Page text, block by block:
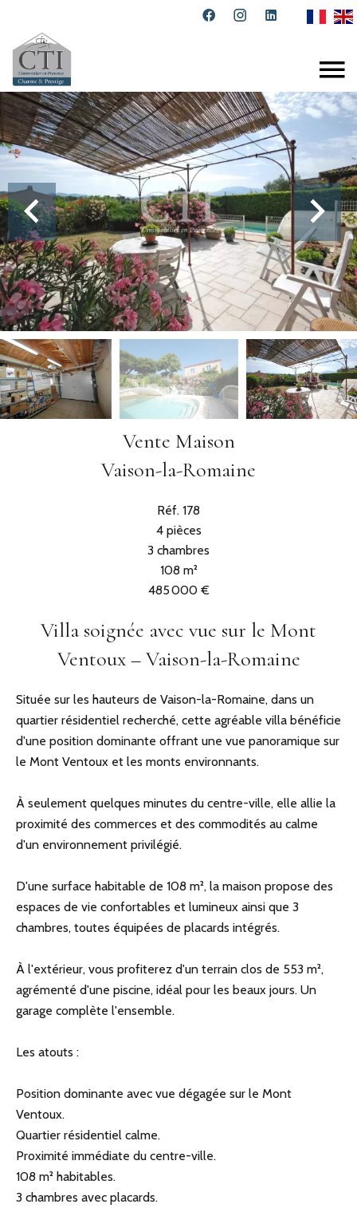
Vente Maison
Vaison-la-Romaine
Réf. 178
4 pièces
3 chambres
108 m²
485 000 €
Villa soignée avec vue sur le Mont
Ventoux – Vaison-la-Romaine
Située sur les hauteurs de Vaison-la-Romaine, dans un
quartier résidentiel recherché, cette agréable villa bénéficie
d'une position dominante offrant une vue panoramique sur
le Mont Ventoux et les monts environnants.
À seulement quelques minutes du centre-ville, elle allie la
proximité des commerces et des commodités au calme
d'un environnement privilégié.
D'une surface habitable de 108 m², la maison propose des
espaces de vie confortables et lumineux ainsi que 3
chambres, toutes équipées de placards intégrés.
À l'extérieur, vous profiterez d'un terrain clos de 553 m²,
agrémenté d'une piscine, idéal pour les beaux jours. Un
garage complète l'ensemble.
Les atouts :
Position dominante avec vue dégagée sur le Mont
Ventoux.
Quartier résidentiel calme.
Proximité immédiate du centre-ville.
108 m² habitables.
3 chambres avec placards.